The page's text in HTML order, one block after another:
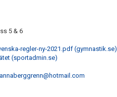
5 & 6
regler-ny-2021.pdf (gymnastik.se)
(sportadmin.se)
annaberggrenn@hotmail.com